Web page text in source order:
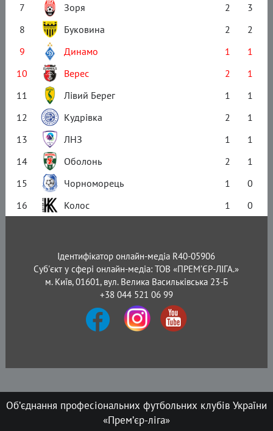
7
Зоря 2
3
8
Буковина 2
2
9
Динамо 1
1
10
Верес 2
1
11
Лівий Берег 1
1
12
Кудрівка 2
1
13
ЛНЗ 1
1
14
Оболонь 2
1
15
Чорноморець 1
0
16
Колос 1 0
Ідентифікатор онлайн-медіа R40-05906
Суб'єкт у сфері онлайн-медіа: ТОВ «ПРЕМ’ЄР-ЛІГА.»
м. Київ, 01601, вул. Велика Васильківська 23-Б
+38 044 521 06 99
Об’єднання професіональних футбольних клубів України
«Прем’єр-ліга»